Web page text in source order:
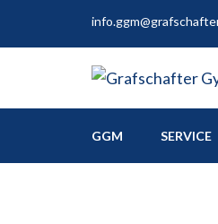
GGM SERVICE